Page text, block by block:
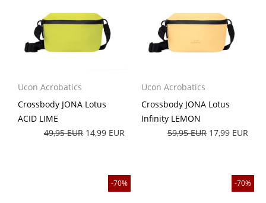
Ucon Acrobatics
Crossbody JONA Lotus
ACID LIME
49,95 EUR 14,99 EUR
Ucon Acrobatics
Crossbody JONA Lotus
Infinity LEMON
59,95 EUR 17,99 EUR
70% 70%